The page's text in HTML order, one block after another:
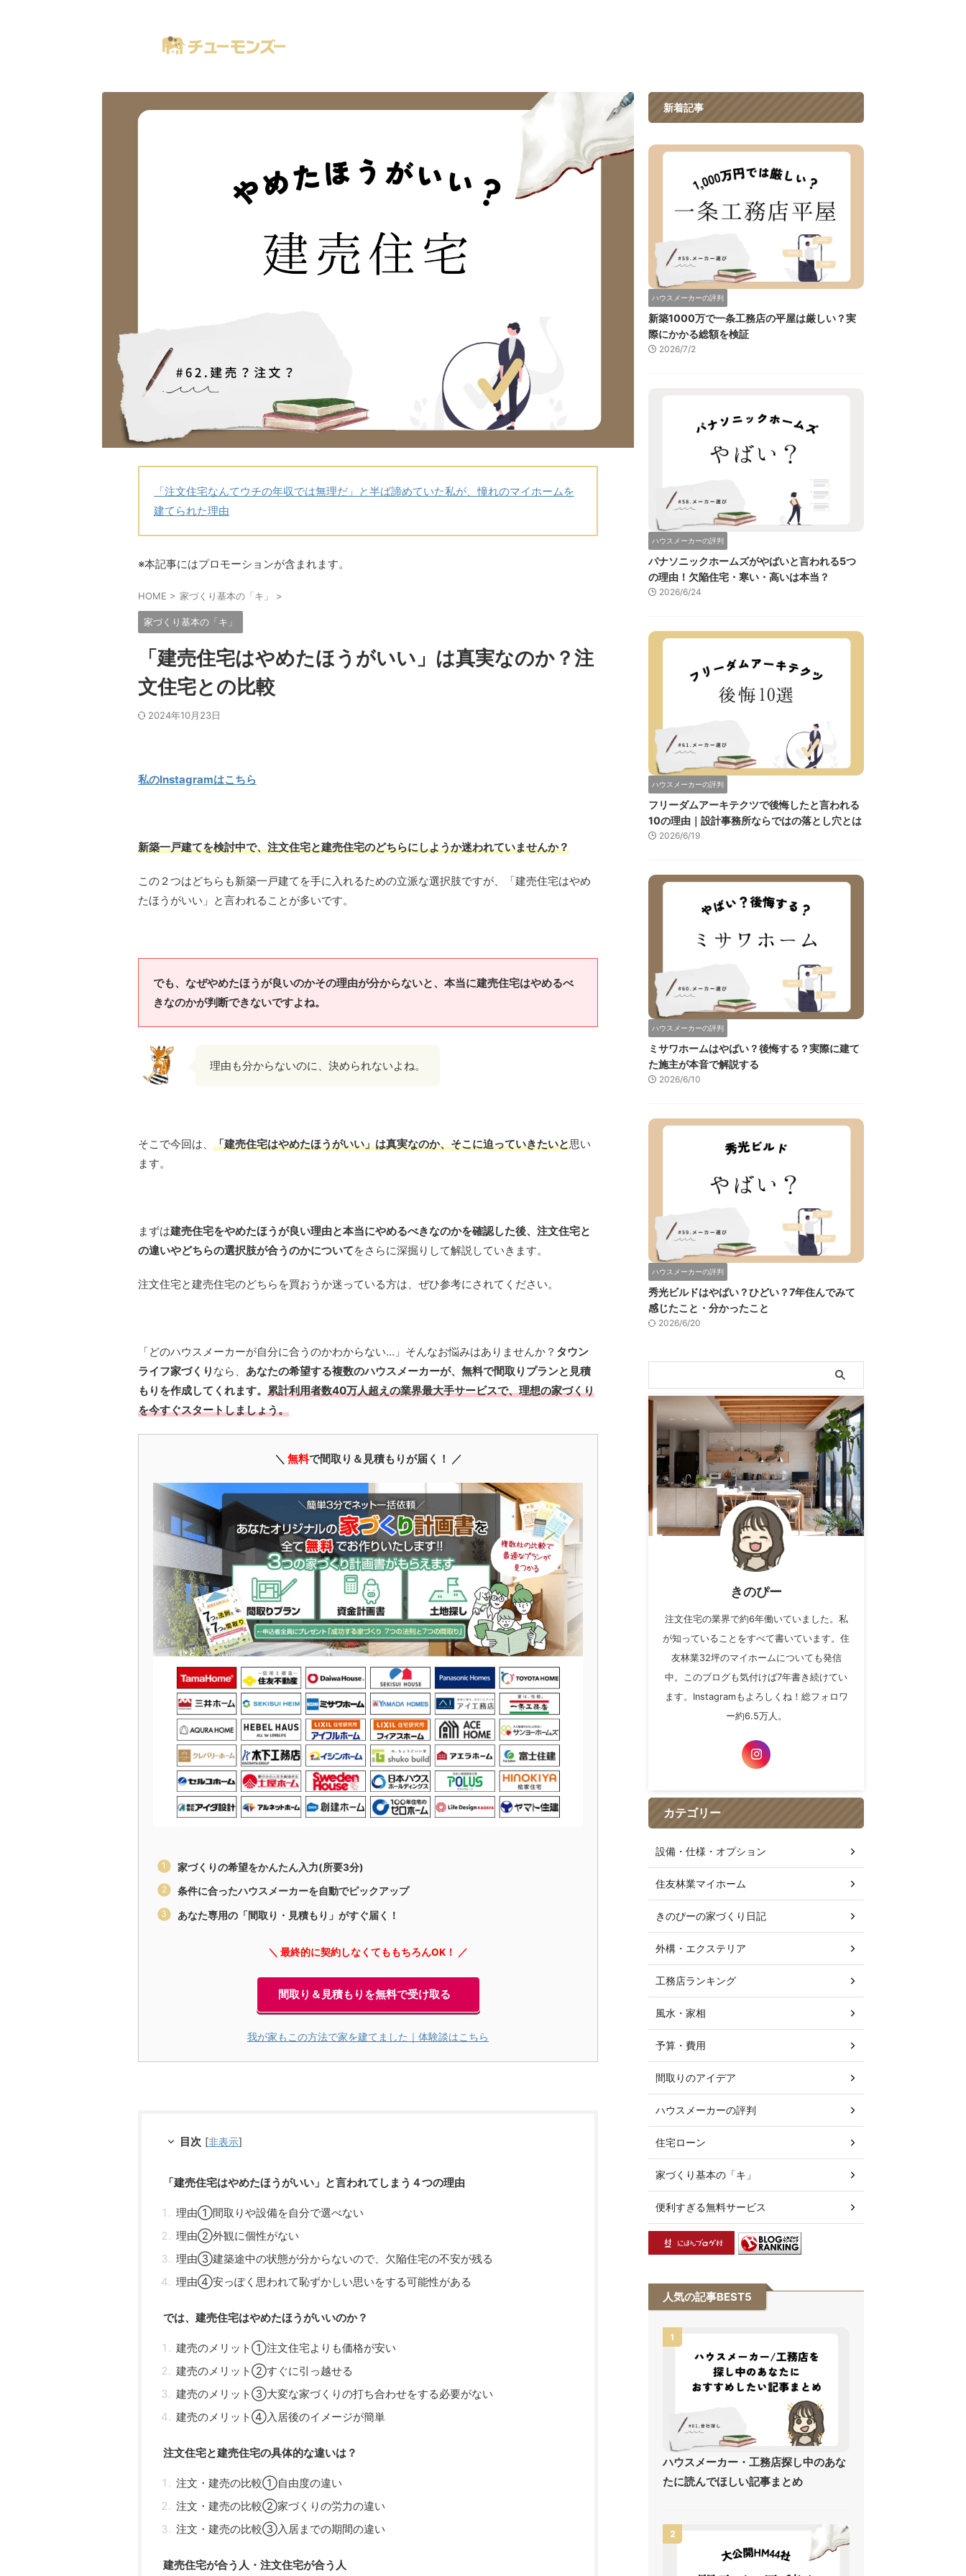
「注文住宅なんてウチの年収では無理だ」と半ば諦めていた私が、憧れのマイホームを
建てられた理由
※本記事にはプロモーションが含まれます。
HOME > 家づくり基本の「キ」 >
家づくり基本の「キ」
「建売住宅はやめたほうがいい」は真実なのか？注
文住宅との比較
2024年10月23日
私のInstagramはこちら
新築一戸建てを検討中で、注文住宅と建売住宅のどちらにしようか迷われていませんか？
この２つはどちらも新築一戸建てを手に入れるための立派な選択肢ですが、「建売住宅はやめ
たほうがいい」と言われることが多いです。
でも、なぜやめたほうが良いのかその理由が分からないと、本当に建売住宅はやめるべ
きなのかが判断できないですよね。
理由も分からないのに、決められないよね。
そこで今回は、 「建売住宅はやめたほうがいい」は真実なのか、そこに迫っていきたいと思い
ます。
まずは建売住宅をやめたほうが良い理由と本当にやめるべきなのかを確認した後、注文住宅と
の違いやどちらの選択肢が合うのかについてをさらに深掘りして解説していきます。
注文住宅と建売住宅のどちらを買おうか迷っている方は、ぜひ参考にされてください。
「どのハウスメーカーが自分に合うのかわからない…」そんなお悩みはありませんか？ タウン
ライフ家づくり なら、 あなたの希望する複数のハウスメーカーが、無料で間取りプランと見積
もりを作成してくれます。 累計利用者数40万人超えの業界最大手サービスで、理想の家づくり
を今すぐスタートしましょう。
＼ 無料で間取り＆見積もりが届く！ ／
家づくりの希望をかんたん入力(所要3分)
条件に合ったハウスメーカーを自動でピックアップ
あなた専用の「間取り・見積もり」がすぐ届く！
＼ 最終的に契約しなくてももちろんOK！ ／
間取り＆見積もりを無料で受け取る
我が家もこの方法で家を建てました｜体験談はこちら
目次 [非表示]
「建売住宅はやめたほうがいい」と言われてしまう４つの理由
理由①間取りや設備を自分で選べない
理由②外観に個性がない
理由③建築途中の状態が分からないので、欠陥住宅の不安が残る
理由④安っぽく思われて恥ずかしい思いをする可能性がある
では、建売住宅はやめたほうがいいのか？
建売のメリット①注文住宅よりも価格が安い
建売のメリット②すぐに引っ越せる
建売のメリット③大変な家づくりの打ち合わせをする必要がない
建売のメリット④入居後のイメージが簡単
注文住宅と建売住宅の具体的な違いは？
注文・建売の比較①自由度の違い
注文・建売の比較②家づくりの労力の違い
注文・建売の比較③入居までの期間の違い
建売住宅が合う人・注文住宅が合う人
新着記事
ハウスメーカーの評判
新築1000万で一条工務店の平屋は厳しい？実
際にかかる総額を検証
2026/7/2
ハウスメーカーの評判
パナソニックホームズがやばいと言われる5つ
の理由！欠陥住宅・寒い・高いは本当？
2026/6/24
ハウスメーカーの評判
フリーダムアーキテクツで後悔したと言われる
10の理由｜設計事務所ならではの落とし穴とは
2026/6/19
ハウスメーカーの評判
ミサワホームはやばい？後悔する？実際に建て
た施主が本音で解説する
2026/6/10
ハウスメーカーの評判
秀光ビルドはやばい？ひどい？7年住んでみて
感じたこと・分かったこと
2026/6/20
きのぴー
注文住宅の業界で約6年働いていました。私
が知っていることをすべて書いています。住
友林業32坪のマイホームについても発信
中。このブログも気付けば7年書き続けてい
ます。Instagramもよろしくね！総フォロワ
ー約6.5万人。
カテゴリー
設備・仕様・オプション
住友林業マイホーム
きのぴーの家づくり日記
外構・エクステリア
工務店ランキング
風水・家相
予算・費用
間取りのアイデア
ハウスメーカーの評判
住宅ローン
家づくり基本の「キ」
便利すぎる無料サービス
人気の記事BEST5
1
ハウスメーカー・工務店探し中のあな
たに読んでほしい記事まとめ
2